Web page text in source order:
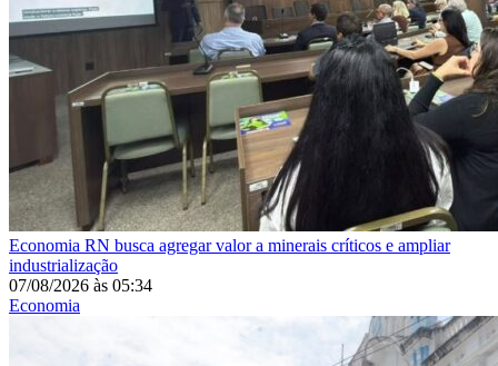
Economia RN busca agregar valor a minerais críticos e ampliar
industrialização
07/08/2026 às 05:34
Economia